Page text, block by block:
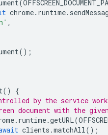
(
chrome. runtime.
,
();
()
{
by the service
document with the
. runtime.getURL(
clients .matchAll ();